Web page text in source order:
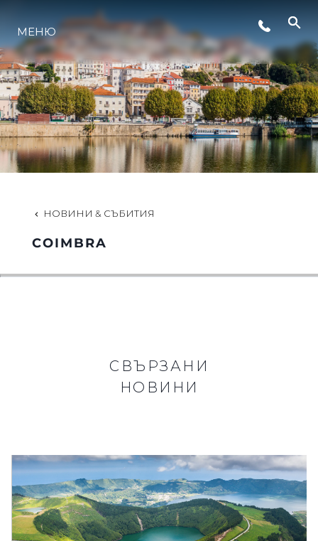
НОВИНИ
СЪБИТИЯ
КОМПАНИЯТА
ЕКИПЪТ
МЕНЮ
НОВИНИ & СЪБИТИЯ
COIMBRA
СВЪРЗАНИ
НОВИНИ